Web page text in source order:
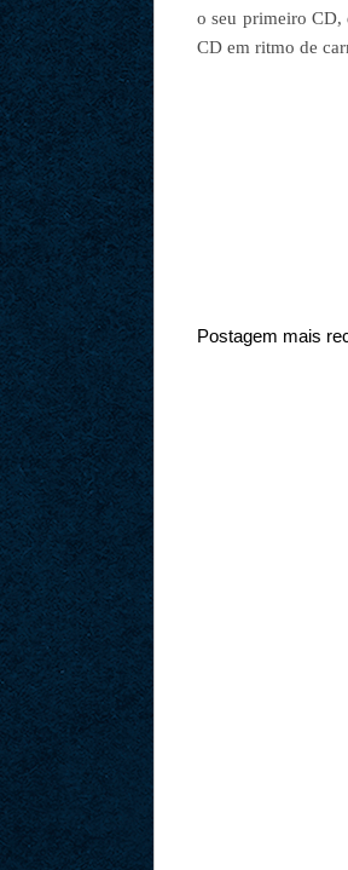
o seu primeiro CD,
CD em ritmo de
Postagem mais